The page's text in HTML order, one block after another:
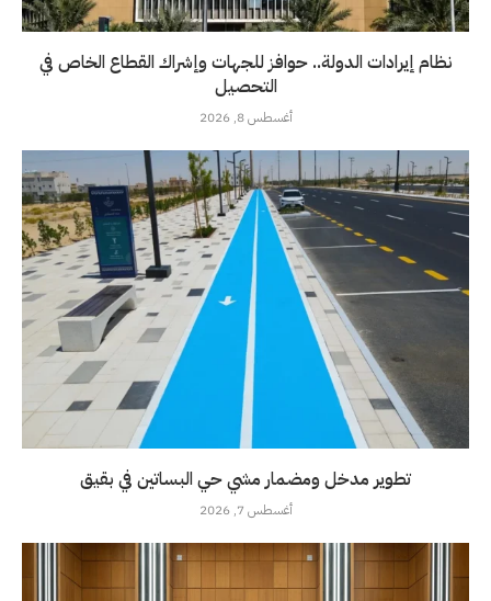
نظام إيرادات الدولة.. حوافز للجهات وإشراك القطاع الخاص في
التحصيل
أغسطس 8, 2026
تطوير مدخل ومضمار مشي حي البساتين في بقيق
أغسطس 7, 2026